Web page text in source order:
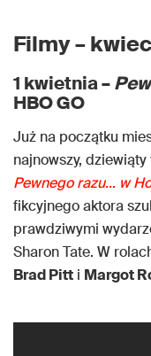
Filmy –
1 kwietnia –
HBO GO
Już na początku
najnowszy,
Pewnego razu… w
fikcyjnego aktora
prawdziwymi
Sharon Tate. W
Brad Pitt i Margot